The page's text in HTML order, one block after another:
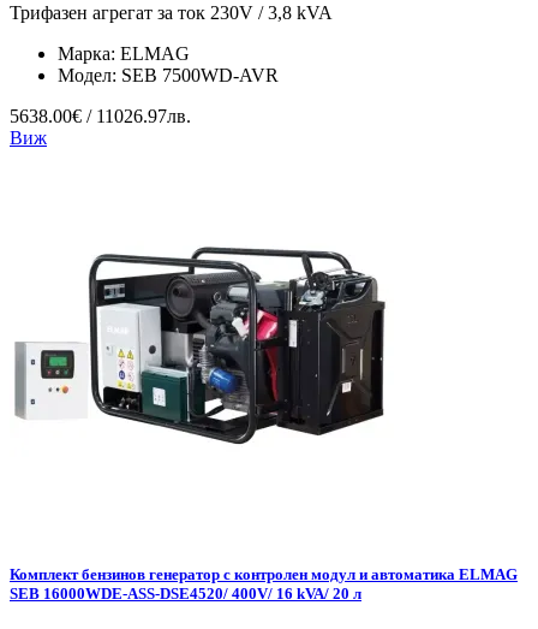
Трифазен агрегат за ток 230V / 3,8 kVA
Марка: ELMAG
Модел: SEB 7500WD-AVR
5638.00€ / 11026.97лв.
Виж
Комплект бензинов генератор с контролен модул и автоматика ELMAG
SEB 16000WDE-ASS-DSE4520/ 400V/ 16 kVA/ 20 л